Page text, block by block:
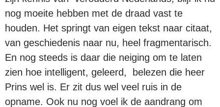
nog moeite hebben met de draad vast te
houden. Het springt van eigen tekst naar citaat,
van geschiedenis naar nu, heel fragmentarisch.
En nog steeds is daar die neiging om te laten
zien hoe intelligent, geleerd, belezen die heer
Prins wel is. Er zit dus wel veel ruis in de
opname. Ook nu nog voel ik de aandrang om